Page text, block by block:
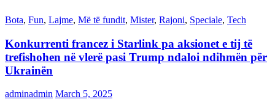
Bota, Fun, Lajme, Më të fundit, Mister, Rajoni, Speciale, Tech
Konkurrenti francez i Starlink pa aksionet e tij të
trefishohen në vlerë pasi Trump ndaloi ndihmën për
Ukrainën
adminadmin March 5, 2025